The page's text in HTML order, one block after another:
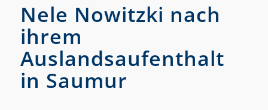
Nele Nowitzki nach
ihrem
Auslandsaufenthalt
in Saumur